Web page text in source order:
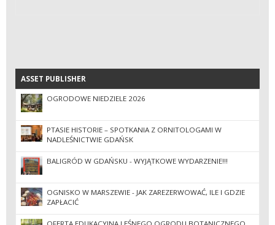
ASSET PUBLISHER
ASSET PUBLISHER
OGRODOWE NIEDZIELE 2026
PTASIE HISTORIE – SPOTKANIA Z ORNITOLOGAMI W
NADLEŚNICTWIE GDAŃSK
BALIGRÓD W GDAŃSKU - WYJĄTKOWE WYDARZENIE!!!
OGNISKO W MARSZEWIE - JAK ZAREZERWOWAĆ, ILE I GDZIE
ZAPŁACIĆ